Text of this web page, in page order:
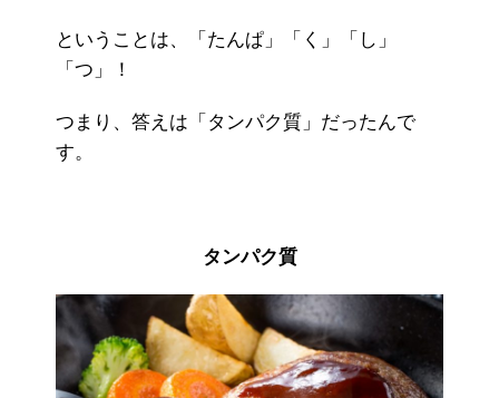
ということは、「たんぱ」「く」「し」
「つ」！
つまり、答えは「タンパク質」だったんで
す。
タンパク質